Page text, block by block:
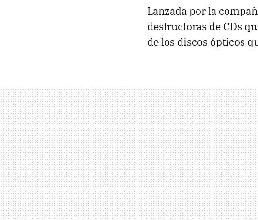
Lanzada por la
destructoras de CDs
de los discos ópticos